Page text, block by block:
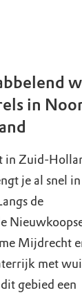
in
in Zuid-
je al snel in
de
Mijdrecht
met
gebied een